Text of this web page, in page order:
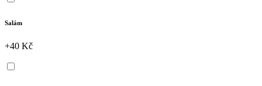
Salám
+40 Kč